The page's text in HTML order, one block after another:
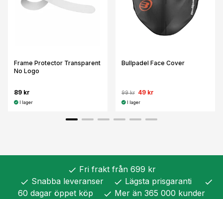
Frame Protector Transparent
No Logo
89 kr
I lager
Bullpadel Face Cover
99 kr 49 kr
I lager
check Fri frakt från 699 kr
check Snabba leveranser check Lägsta prisgaranti check
60 dagar öppet köp check Mer än 365 000 kunder